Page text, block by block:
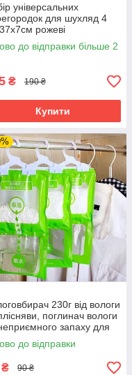
універсальних
для шухляд 4
рожеві
органайзер
до відправки більше 2
₴ 190 ₴
Купити
230г від вологи
поглинач вологи
запаху для
осушувач повітря
до відправки
₴ 90 ₴